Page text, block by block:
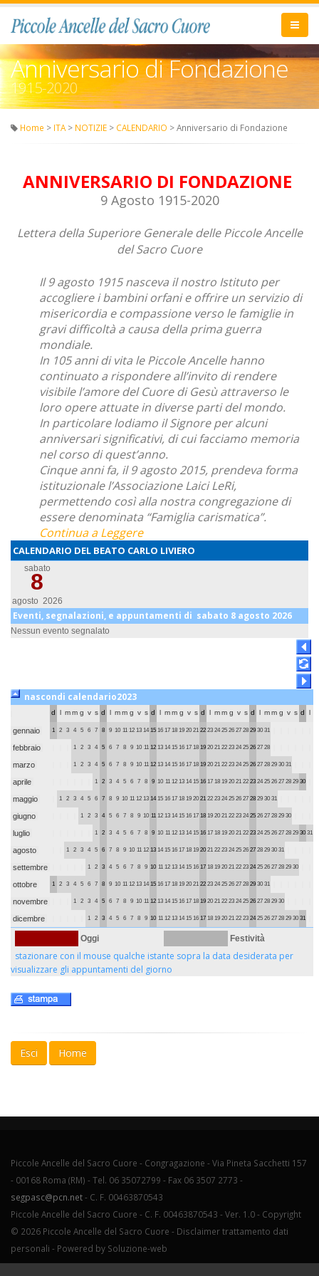
Anniversario di Fondazione
1915-2020
Home > ITA > NOTIZIE > CALENDARIO > Anniversario di Fondazione
ANNIVERSARIO DI FONDAZIONE
9 Agosto 1915-2020
Lettera della Superiore Generale delle Piccole Ancelle
del Sacro Cuore
Il 9 agosto 1915 nasceva il nostro Istituto per
accogliere i bambini orfani e offrire un servizio di
misericordia e compassione verso le famiglie in
gravi difficoltà a causa della prima guerra
mondiale.
In 105 anni di vita le Piccole Ancelle hanno
continuato a rispondere all’invito di rendere
visibile l’amore del Cuore di Gesù attraverso le
loro opere attuate in diverse parti del mondo.
In particolare lodiamo il Signore per alcuni
anniversari significativi, di cui facciamo memoria
nel corso di quest’anno.
Cinque anni fa, il 9 agosto 2015, prendeva forma
istituzionale l’Associazione Laici LeRi,
permettendo così alla nostra congregazione di
essere denominata “Famiglia carismatica”.
Continua a Leggere
CALENDARIO DEL BEATO CARLO LIVIERO
sabato
8
agosto 2026
Eventi, segnalazioni, e appuntamenti di sabato 8 agosto 2026
Nessun evento segnalato
nascondi calendario2023
d l mm g v s d l mm g v s d l mm g v s d l mm g v s d l mm g v s d l
gennaio 1 2 3 4 5 6 7 8 9 10 11 12 13 14 15 16 17 18 19 20 21 22 23 24 25 26 27 28 29 30 31
febbraio 1 2 3 4 5 6 7 8 9 10 11 12 13 14 15 16 17 18 19 20 21 22 23 24 25 26 27 28
marzo 1 2 3 4 5 6 7 8 9 10 11 12 13 14 15 16 17 18 19 20 21 22 23 24 25 26 27 28 29 30 31
aprile 1 2 3 4 5 6 7 8 9 10 11 12 13 14 15 16 17 18 19 20 21 22 23 24 25 26 27 28 29 30
maggio 1 2 3 4 5 6 7 8 9 10 11 12 13 14 15 16 17 18 19 20 21 22 23 24 25 26 27 28 29 30 31
giugno 1 2 3 4 5 6 7 8 9 10 11 12 13 14 15 16 17 18 19 20 21 22 23 24 25 26 27 28 29 30
luglio 1 2 3 4 5 6 7 8 9 10 11 12 13 14 15 16 17 18 19 20 21 22 23 24 25 26 27 28 29 30 31
agosto 1 2 3 4 5 6 7 8 9 10 11 12 13 14 15 16 17 18 19 20 21 22 23 24 25 26 27 28 29 30 31
settembre 1 2 3 4 5 6 7 8 9 10 11 12 13 14 15 16 17 18 19 20 21 22 23 24 25 26 27 28 29 30
ottobre 1 2 3 4 5 6 7 8 9 10 11 12 13 14 15 16 17 18 19 20 21 22 23 24 25 26 27 28 29 30 31
novembre 1 2 3 4 5 6 7 8 9 10 11 12 13 14 15 16 17 18 19 20 21 22 23 24 25 26 27 28 29 30
dicembre 1 2 3 4 5 6 7 8 9 10 11 12 13 14 15 16 17 18 19 20 21 22 23 24 25 26 27 28 29 30 31
Oggi Festività
stazionare con il mouse qualche istante sopra la data desiderata per
visualizzare gli appuntamenti del giorno
Esci Home
Piccole Ancelle del Sacro Cuore - Congragazione - Via Pineta Sacchetti 157
- 00168 Roma (RM) - Tel. 06 35072799 - Fax 06 3507 2773 -
segpasc@pcn.net- C. F. 00463870543
Piccole Ancelle del Sacro Cuore - C. F. 00463870543 - Ver. 1.0 - Copyright
© 2026 Piccole Ancelle del Sacro Cuore - Disclaimer trattamento dati
personali - Powered by Soluzione-web